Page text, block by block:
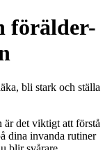
förälder-
bli stark och ställa
är det viktigt att förstå
dina invanda rutiner